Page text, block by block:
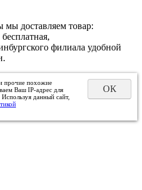
мы доставляем товар:
филиала удобной
прочие похожие
Ваш IP-адрес для
данный сайт,
ОК